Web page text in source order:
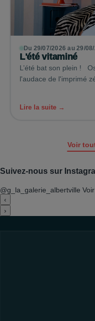
Du 29/07/2026 au 29/
L'été vitaminé
L’été bat son plein ! Osez l’énergie d'un orange vibrant et
l'audace de l'imprimé
Lire la suite →
Voir
Suivez-nous sur
@g_la_galerie_albertville
‹
›